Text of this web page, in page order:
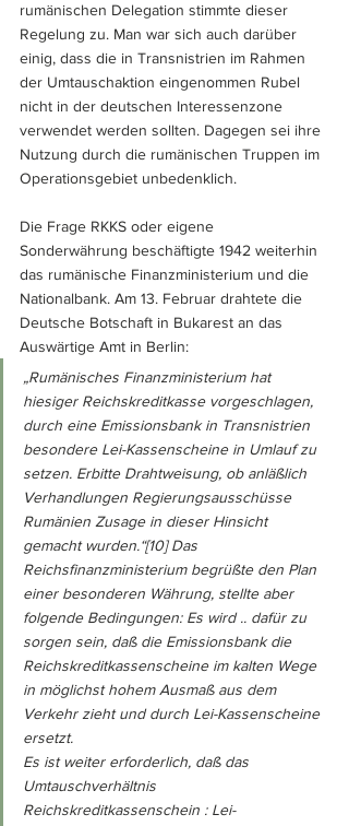
rumänischen Delegation stimmte dieser
Regelung zu. Man war sich auch darüber
einig, dass die in Transnistrien im Rahmen
der Umtauschaktion eingenommen Rubel
nicht in der deutschen Interessenzone
verwendet werden sollten. Dagegen sei ihre
Nutzung durch die rumänischen Truppen im
Operationsgebiet unbedenklich.
Die Frage RKKS oder eigene
Sonderwährung beschäftigte 1942 weiterhin
das rumänische Finanzministerium und die
Nationalbank. Am 13. Februar drahtete die
Deutsche Botschaft in Bukarest an das
Auswärtige Amt in Berlin:
„Rumänisches Finanzministerium hat
hiesiger Reichskreditkasse vorgeschlagen,
durch eine Emissionsbank in Transnistrien
besondere Lei-Kassenscheine in Umlauf zu
setzen. Erbitte Drahtweisung, ob anläßlich
Verhandlungen Regierungsausschüsse
Rumänien Zusage in dieser Hinsicht
gemacht wurden.“[10] Das
Reichsfinanzministerium begrüßte den Plan
einer besonderen Währung, stellte aber
folgende Bedingungen: Es wird .. dafür zu
sorgen sein, daß die Emissionsbank die
Reichskreditkassenscheine im kalten Wege
in möglichst hohem Ausmaß aus dem
Verkehr zieht und durch Lei-Kassenscheine
ersetzt.
Es ist weiter erforderlich, daß das
Umtauschverhältnis
Reichskreditkassenschein : Lei-